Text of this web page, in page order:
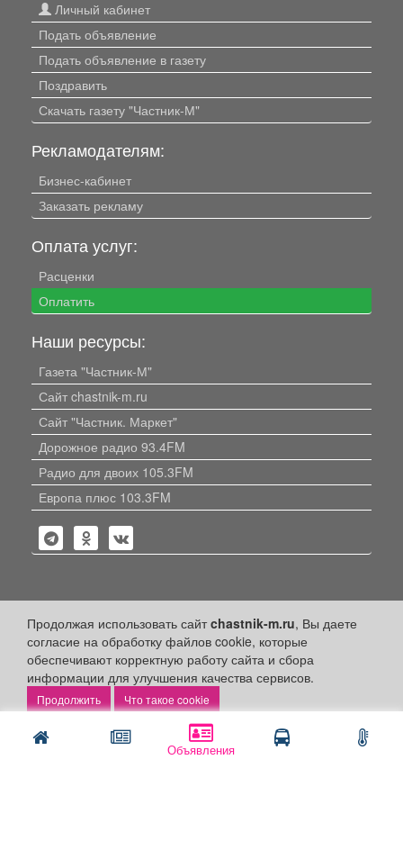
Объявления
Продолжая использовать сайтchastnik-m.ru, Вы даете
согласие на обработку файлов cookie, которые
обеспечивают корректную работу сайта и сбора
информации для улучшения качества сервисов.
Что такое cookie
Личный кабинет
Подать объявление
Подать объявление в газету
Поздравить
Скачать газету "Частник-М"
Рекламодателям:
Бизнес-кабинет
Заказать рекламу
Оплата услуг:
Расценки
Оплатить
Наши ресурсы:
Газета "Частник-М"
Сайт chastnik-m.ru
Сайт "Частник. Маркет"
Дорожное радио 93.4FM
Радио для двоих 105.3FM
Европа плюс 103.3FM
Политика конфиденциальности
Публикации с пометкой «Реклама», «На правах рекламы»,
«Партнёрский проект» оплачены рекламодателем.
Редакция сайта не несет ответственности за достоверность
объявлениях.
+16 © 2006-2026 ООО "Частник-М"